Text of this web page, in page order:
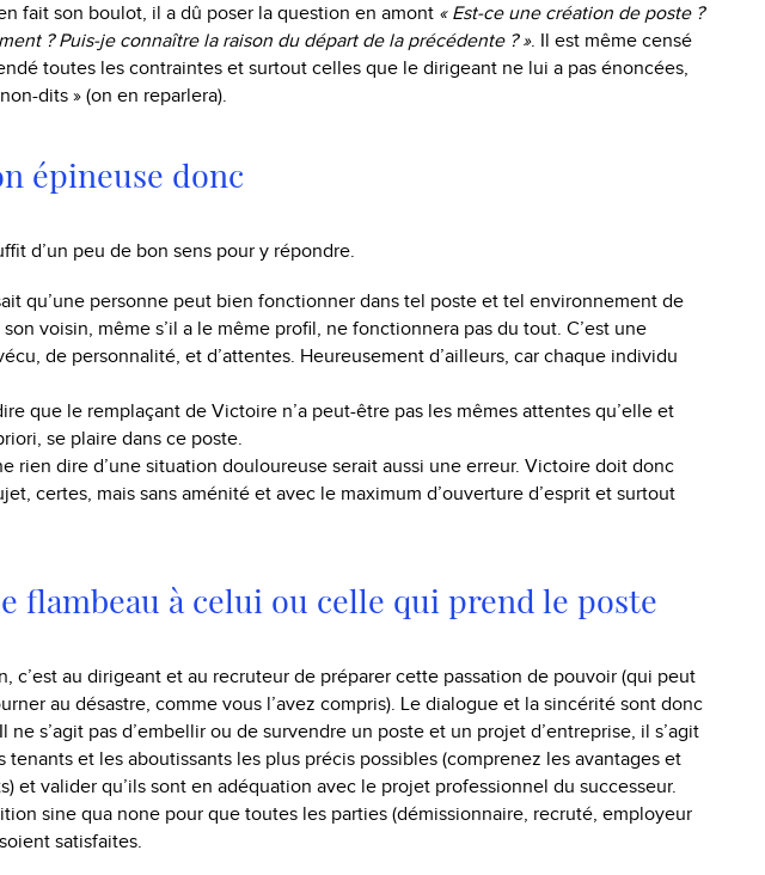
fait son boulot, il a dû poser la question en amont « Est-ce une création de poste ?
? Puis-je connaître la raison du départ de la précédente ? ». Il est même censé
toutes les contraintes et surtout celles que le dirigeant ne lui a pas énoncées,
dits » (on en reparlera).
épineuse donc
d’un peu de bon sens pour y répondre.
qu’une personne peut bien fonctionner dans tel poste et tel environnement de
voisin, même s’il a le même profil, ne fonctionnera pas du tout. C’est une
de personnalité, et d’attentes. Heureusement d’ailleurs, car chaque individu
que le remplaçant de Victoire n’a peut-être pas les mêmes attentes qu’elle et
se plaire dans ce poste.
rien dire d’une situation douloureuse serait aussi une erreur. Victoire doit donc
certes, mais sans aménité et avec le maximum d’ouverture d’esprit et surtout
flambeau à celui ou celle qui prend le poste
c’est au dirigeant et au recruteur de préparer cette passation de pouvoir (qui peut
au désastre, comme vous l’avez compris). Le dialogue et la sincérité sont donc
ne s’agit pas d’embellir ou de survendre un poste et un projet d’entreprise, il s’agit
tenants et les aboutissants les plus précis possibles (comprenez les avantages et
et valider qu’ils sont en adéquation avec le projet professionnel du successeur.
sine qua none pour que toutes les parties (démissionnaire, recruté, employeur
satisfaites.